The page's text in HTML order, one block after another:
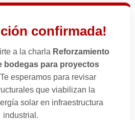
confirmada!
a la charla Reforzamiento
bodegas para proyectos
esperamos para revisar
que viabilizan la
solar en infraestructura
industrial.